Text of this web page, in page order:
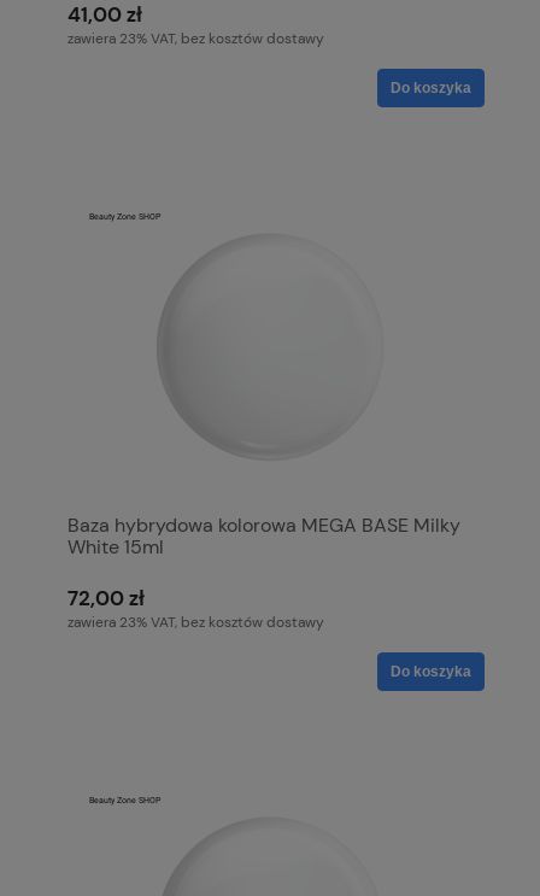
41,00 zł
zawiera 23% VAT, bez kosztów dostawy
Do koszyka
Baza hybrydowa kolorowa MEGA BASE Milky
White 15ml
72,00 zł
zawiera 23% VAT, bez kosztów dostawy
Do koszyka